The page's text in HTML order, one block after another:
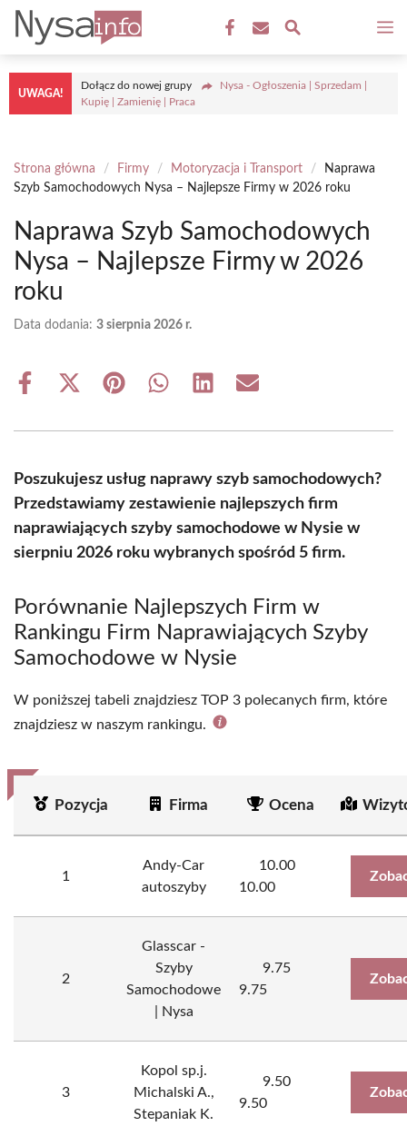
Przejdź
treści
UWAGA!
Dołącz do nowej grupy
Nysa - Ogłoszenia | Sprzedam |
Kupię | Zamienię | Praca
Strona główna / Firmy / Motoryzacja i Transport /
Naprawa
Szyb Samochodowych Nysa – Najlepsze Firmy w 2026 roku
Naprawa Szyb Samochodowych
Nysa – Najlepsze Firmy w 2026
roku
Data dodania: 3 sierpnia 2026 r.
Share
Share
(Twitter)
Share Share Share Share
Poszukujesz usług naprawy szyb samochodowych?
Przedstawiamy zestawienie najlepszych firm
naprawiających szyby samochodowe w Nysie w
sierpniu 2026 roku wybranych spośród 5 firm.
Porównanie Najlepszych Firm w
Rankingu Firm Naprawiających Szyby
Samochodowe w Nysie
W poniższej tabeli znajdziesz TOP 3 polecanych firm, które
znajdziesz w naszym rankingu.
Pozycja Firma Ocena
1
Andy-Car
autoszyby
10.00
10.00
2
Glasscar -
Szyby
Samochodowe
| Nysa
9.75
9.75
3
Kopol sp.j.
Michalski A.,
Stepaniak K.
9.50
9.50